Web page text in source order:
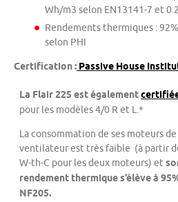
Wh/m3 selon EN13141-7 et
Rendements thermiques :
selon PHI
Certification :Passive House
La Flair 225 est également
pour les modèles 4/0 R et L.*
La consommation de ses moteurs de
ventilateur est très faible (à partir
W-th-C pour les deux moteurs) et
rendement thermique s’élève à
NF205.